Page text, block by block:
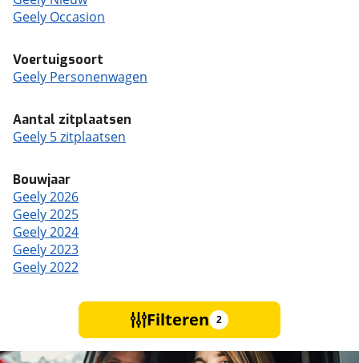
Geely Occasion
Voertuigsoort
Geely Personenwagen
Aantal zitplaatsen
Geely 5 zitplaatsen
Bouwjaar
Geely 2026
Geely 2025
Geely 2024
Geely 2023
Geely 2022
Filteren 2